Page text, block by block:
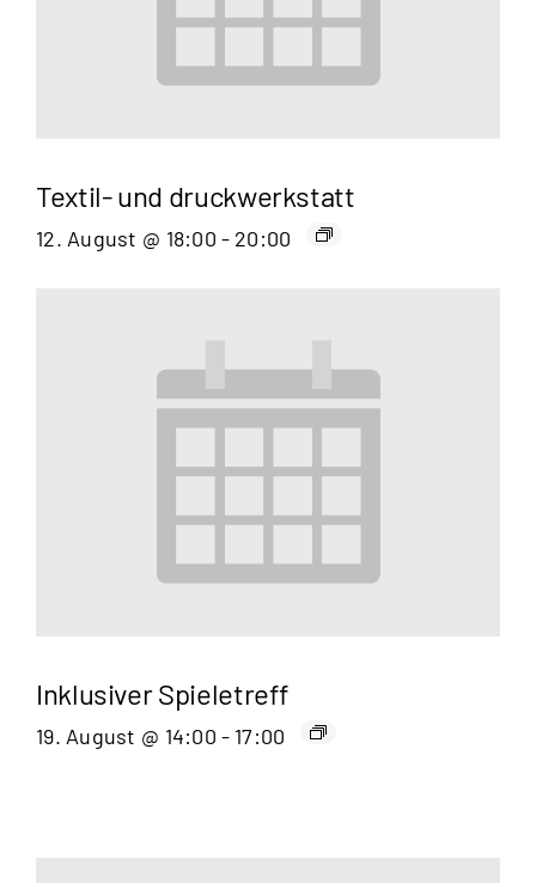
Textil- und druckwerkstatt
12. August @ 18:00 - 20:00
Inklusiver Spieletreff
19. August @ 14:00 - 17:00